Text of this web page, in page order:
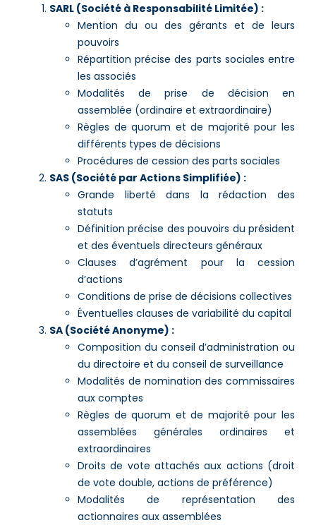
SARL (Société à Responsabilité Limitée) :
Mention du ou des gérants et de leurs
pouvoirs
Répartition précise des parts sociales entre
les associés
Modalités de prise de décision en
assemblée (ordinaire et extraordinaire)
Règles de quorum et de majorité pour les
différents types de décisions
Procédures de cession des parts sociales
SAS (Société par Actions Simplifiée) :
Grande liberté dans la rédaction des
statuts
Définition précise des pouvoirs du président
et des éventuels directeurs généraux
Clauses d’agrément pour la cession
d’actions
Conditions de prise de décisions collectives
Éventuelles clauses de variabilité du capital
SA (Société Anonyme) :
Composition du conseil d’administration ou
du directoire et du conseil de surveillance
Modalités de nomination des commissaires
aux comptes
Règles de quorum et de majorité pour les
assemblées générales ordinaires et
extraordinaires
Droits de vote attachés aux actions (droit
de vote double, actions de préférence)
Modalités de représentation des
actionnaires aux assemblées